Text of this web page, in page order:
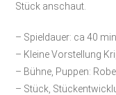
Stück anschaut.
– Spieldauer: ca 40
– Kleine Vorstellung
– Bühne, Puppen:
– Stück,